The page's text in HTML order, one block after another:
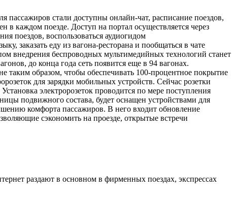
стали доступны онлайн-чат, расписание поездов,
в каждом поезде. Доступ на портал осуществляется через
поездов, воспользоваться аудиогидом
заказать еду из вагона-ресторана и пообщаться в чате
внедрения беспроводных мультимедийных технологий станет
до конца года сеть появится еще в 94 вагонах.
таким образом, чтобы обеспечивать 100-процентное покрытие
для зарядки мобильных устройств. Сейчас розетки
электророзеток проводится по мере поступления
подвижного состава, будет оснащен устройствами для
комфорта пассажиров. В него входит обновление
сэкономить на проезде, открытые встречи
раздают в основном в фирменных поездах, экспрессах